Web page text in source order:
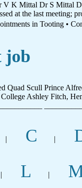
V K Mittal Dr S Mittal
at the last meeting;
in Tooting •
job
Quad Scull Prince
Ashley Fitch,
| C |
| L |